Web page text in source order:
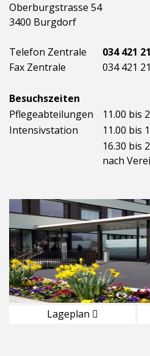
Oberburgstrasse 54
3400 Burgdorf
Telefon Zentrale
034 421
Fax Zentrale
034 421
Besuchszeiten
Pflegeabteilungen
11.00 bis
Intensivstation
11.00 bis
16.30 bis
nach
Lageplan